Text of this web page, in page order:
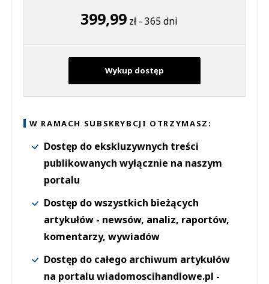
399,99zł - 365 dni
Wykup dostęp
W RAMACH SUBSKRYBCJI OTRZYMASZ:
Dostęp do ekskluzywnych treści
publikowanych wyłącznie na naszym
portalu
Dostęp do wszystkich bieżących
artykułów - newsów, analiz, raportów,
komentarzy, wywiadów
Dostęp do całego archiwum artykułów
na portalu wiadomoscihandlowe.pl -